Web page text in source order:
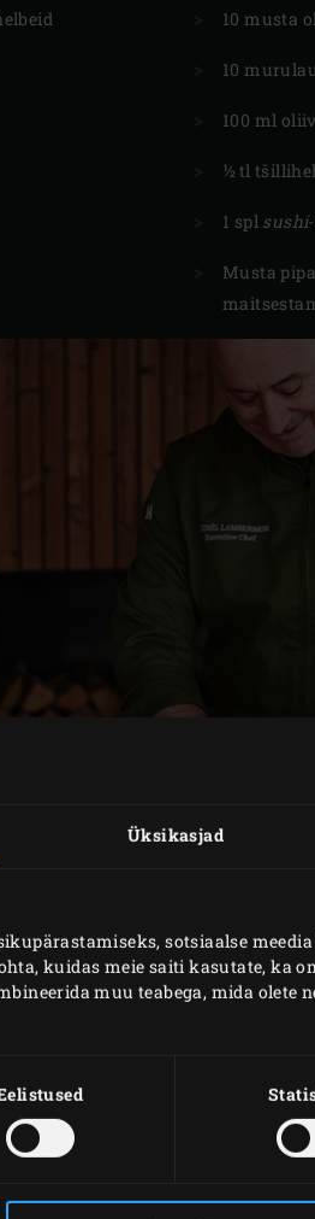
Üksikasjad
sotsiaalse
kuidas meie saiti kasutate, ka
muu teabega, mida olete
10 musta
10
100 ml
½ tl
1 spl sushi
Musta
Blanšeeri tomateid
ja küüslauk. Haki oliivid